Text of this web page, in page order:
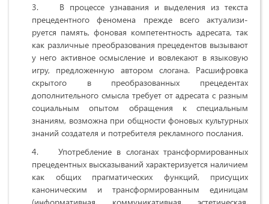
В процессе узнавания и выделения из текста
прецедентного феномена прежде всего актуализи­
руется память, фоновая компетентность адресата, так
как различные преобразования прецедентов вызывают
у него активное осмысление и вовлекают в языковую
игру, предложенную автором слогана. Расшифровка
скрытого в преобразованных преце­дентах
дополнительного смысла требует от адресата с разным
социальным опытом обращения к специальным
знаниям, возможна при общности фоновых культурных
знаний создателя и потребителя рекламного послания.
Употребление в слоганах трансформиро­ванных
прецедентных высказываний характери­зуется наличием
как общих прагматических функ­ций, присущих
каноническим и трансформи­рованным единицам
(информативная, коммуника­тивная, эстетическая,